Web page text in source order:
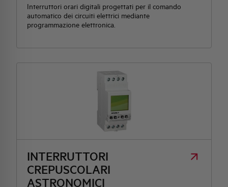
Interruttori orari digitali progettati per il comando
automatico dei circuiti elettrici mediante
programmazione elettronica.
INTERRUTTORI
CREPUSCOLARI
ASTRONOMICI